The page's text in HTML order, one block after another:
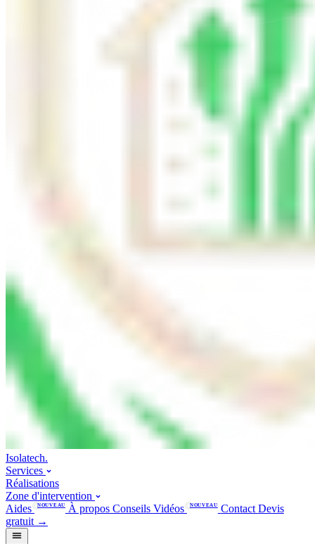
Isolatech.
Services
Réalisations
Zone d'intervention
Aides
NOUVEAU À propos Conseils Vidéos NOUVEAU Contact Devis
gratuit →